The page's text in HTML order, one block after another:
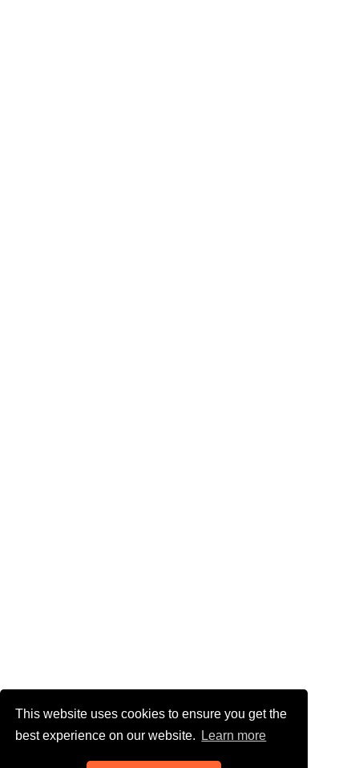
This website uses cookies to ensure you get the
best experience on our website.
Learn more